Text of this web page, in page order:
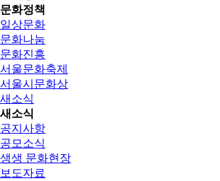
문화정책
일상문화
문화나눔
문화진흥
서울문화축제
서울시문화상
새소식
새소식
공지사항
공모소식
생생 문화현장
보도자료